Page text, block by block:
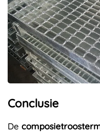
Conclusie
De